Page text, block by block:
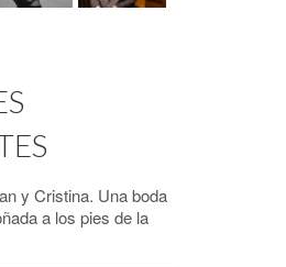
y Cristina. Una boda
a los pies de la